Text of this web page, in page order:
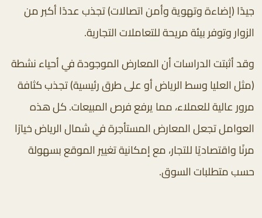
جيدًا (إضاءة وتهوية وأمن اتصالات) تجذب عددًا أكبر من
الزوار وتوفر بيئة مريحة للتعاملات التجارية.
وقد أثبتت الدراسات أن المعارض الموجودة في أحياء نشطة
(مثل العليا وسط الرياض أو على طرق رئيسية) تجذب كثافة
مرور عالية للعملاء، مما يرفع فرص المبيعات. كل هذه
العوامل تجعل المعارض المستأجرة في شمال الرياض خيارًا
مرنًا واقتصاديًا للتجار، مع إمكانية تغيير الموقع بسهولة
حسب متطلبات السوق.